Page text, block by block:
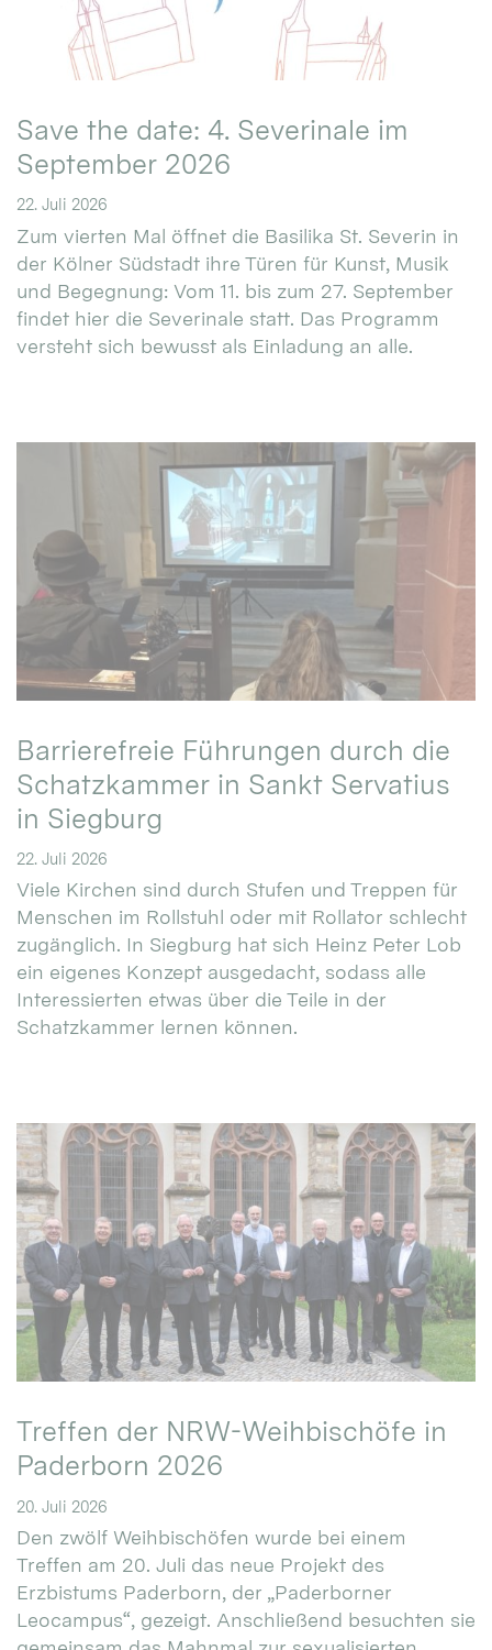
Save the date: 4. Severinale im
September 2026
22. Juli 2026
Zum vierten Mal öffnet die Basilika St. Severin in
der Kölner Südstadt ihre Türen für Kunst, Musik
und Begegnung: Vom 11. bis zum 27. September
findet hier die Severinale statt. Das Programm
versteht sich bewusst als Einladung an alle.
Barrierefreie Führungen durch die
Schatzkammer in Sankt Servatius
in Siegburg
22. Juli 2026
Viele Kirchen sind durch Stufen und Treppen für
Menschen im Rollstuhl oder mit Rollator schlecht
zugänglich. In Siegburg hat sich Heinz Peter Lob
ein eigenes Konzept ausgedacht, sodass alle
Interessierten etwas über die Teile in der
Schatzkammer lernen können.
Treffen der NRW-Weihbischöfe in
Paderborn 2026
20. Juli 2026
Den zwölf Weihbischöfen wurde bei einem
Treffen am 20. Juli das neue Projekt des
Erzbistums Paderborn, der „Paderborner
Leocampus“, gezeigt. Anschließend besuchten sie